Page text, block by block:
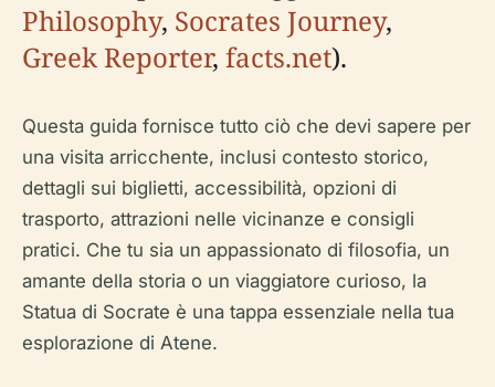
Philosophy, Socrates Journey,
Greek Reporter, facts.net).
Questa guida fornisce tutto ciò che devi sapere per
una visita arricchente, inclusi contesto storico,
dettagli sui biglietti, accessibilità, opzioni di
trasporto, attrazioni nelle vicinanze e consigli
pratici. Che tu sia un appassionato di filosofia, un
amante della storia o un viaggiatore curioso, la
Statua di Socrate è una tappa essenziale nella tua
esplorazione di Atene.